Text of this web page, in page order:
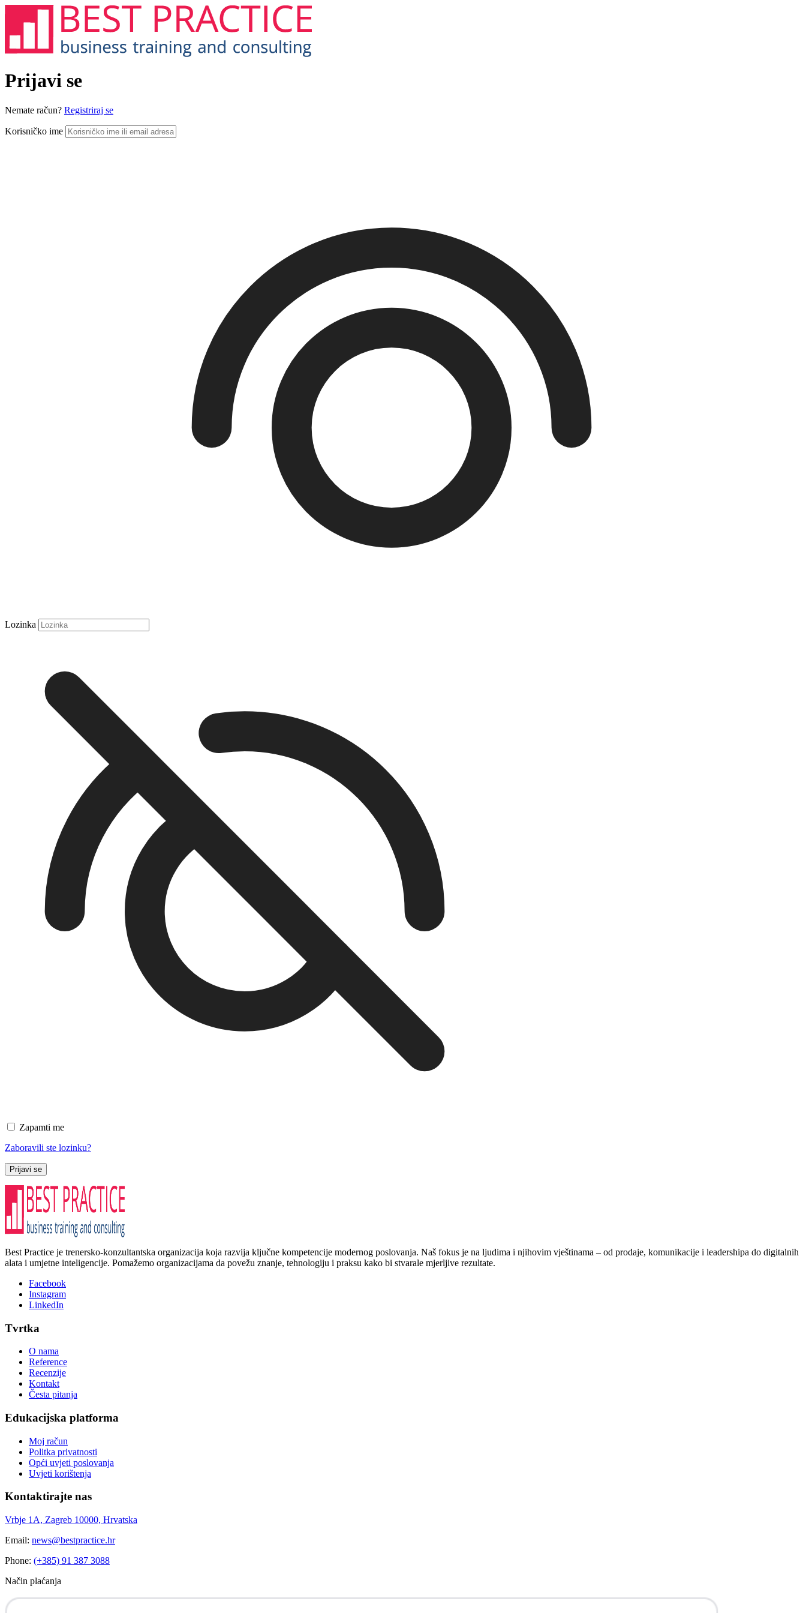
Prijavi se
Nemate račun? Registriraj se
Korisničko ime
Lozinka
Zapamti me
Zaboravili ste lozinku?
Prijavi se
Best Practice je trenersko-konzultantska organizacija koja razvija ključne kompetencije modernog poslovanja. Naš fokus je na ljudima i njihovim vještinama – od prodaje, komunikacije i leadershipa do digitalnih
alata i umjetne inteligencije. Pomažemo organizacijama da povežu znanje, tehnologiju i praksu kako bi stvarale mjerljive rezultate.
Facebook
Instagram
LinkedIn
Tvrtka
O nama
Reference
Recenzije
Kontakt
Česta pitanja
Edukacijska platforma
Moj račun
Politka privatnosti
Opći uvjeti poslovanja
Uvjeti korištenja
Kontaktirajte nas
Vrbje 1A, Zagreb 10000, Hrvatska
Email: news@bestpractice.hr
Phone: (+385) 91 387 3088
Način plaćanja